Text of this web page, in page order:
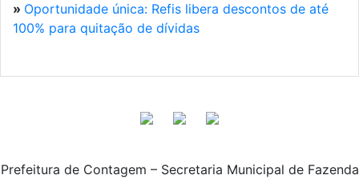
» Oportunidade única: Refis libera descontos de até
100% para quitação de dívidas
Prefeitura de Contagem – Secretaria Municipal de Fazenda